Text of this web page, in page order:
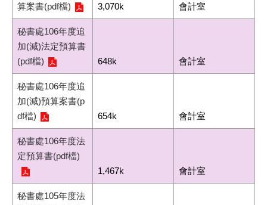
算案書(pdf檔)
3,070k 會計室
秘書處106年度追
加(減)法定預算書
(pdf檔)
648k 會計室
秘書處106年度追
加(減)預算案書(p
df檔)
654k 會計室
秘書處106年度法
定預算書(pdf檔)
1,467k
會計室
秘書處105年度法